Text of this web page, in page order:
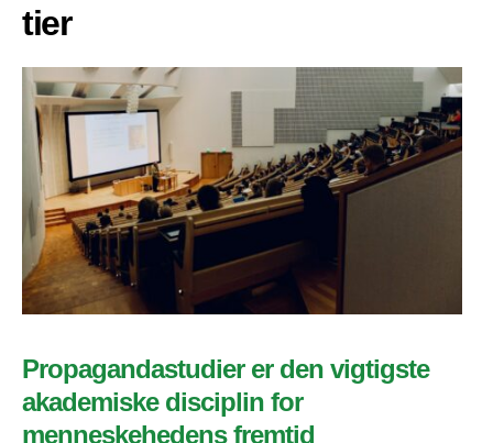
tier
Propagandastudier er den vigtigste
akademiske disciplin for
menneskehedens fremtid